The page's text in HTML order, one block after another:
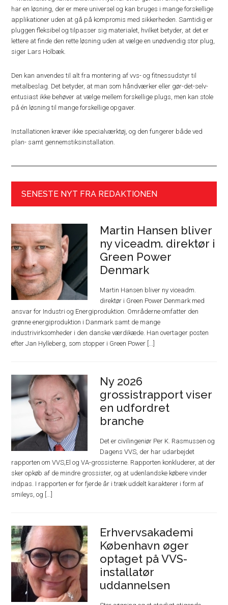
har en løsning, der er mere universel og kan bruges i mange forskellige
applikationer uden at gå på kompromis med sikkerheden. Samtidig er
pluggen fleksibel og tilpasser sig materialet, hvilket betyder, at det er
lettere at finde den rette løsning uden at vælge en unødvendig stor plug,
siger Lars Holbæk.
Den kan anvendes til alt fra montering af vvs- og fitnessudstyr til
metalbeslag. Det betyder, at man som håndværker eller gør-det-selv-
entusiast ikke behøver at vælge mellem forskellige plugs, men kan stole
på én løsning til mange forskellige opgaver.
Installationen kræver ikke specialværktøj, og den fungerer både ved
plan- samt gennemstiksinstallation.
SENESTE NYT FRA REDAKTIONEN
Martin Hansen bliver
ny viceadm. direktør i
Green Power
Denmark
Martin Hansen bliver ny viceadm.
direktør i Green Power Denmark med
ansvar for Industri og Energiproduktion. Områderne omfatter den
grønne energiproduktion i Danmark samt de mange
industrivirksomheder i den danske værdikæde. Han overtager posten
efter Jan Hylleberg, som stopper i Green Power [...]
Ny 2026
grossistrapport viser
en udfordret
branche
Det er civilingeniør Per K. Rasmussen og
Dagens VVS, der har udarbejdet
rapporten om VVS,El og VA-grossisterne. Rapporten konkluderer, at der
sker opkøb af de mindre grossister, og at udenlandske købere vinder
indpas. I rapporten er for fjerde år i træk uddelt karakterer i form af
smileys, og [...]
Erhvervsakademi
København øger
optaget på VVS-
installatør
uddannelsen